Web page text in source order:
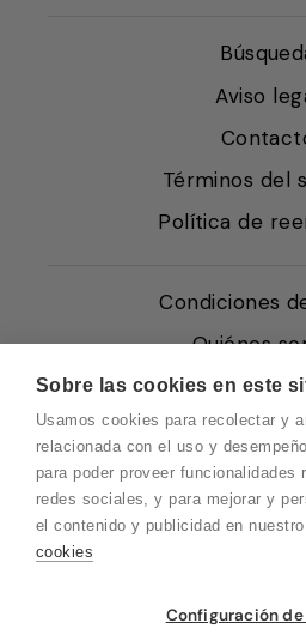
Sobre las cookies en este
Usamos cookies para recolectar y
relacionada con el uso y
para poder proveer funcionalidades
redes sociales, y para mejorar y
el contenido y publicidad en
cookies
Configuración
Aviso
Términos del
Política de
Condiciones
Quiénes
Política de
Protección
Blog EN
Blog FR
Vuelvo en un
nuestro horario de